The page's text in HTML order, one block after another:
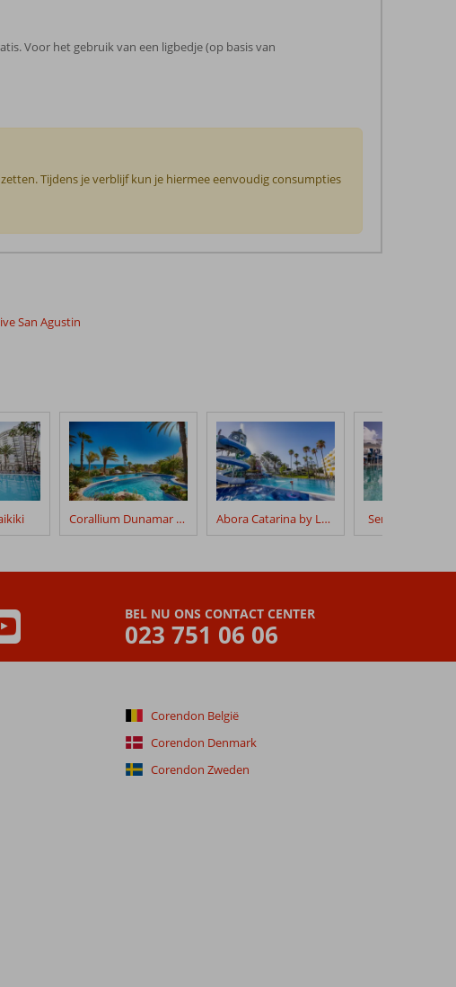
Voor het gebruik van een ligbedje (op basis van
Tijdens je verblijf kun je hiermee eenvoudig consumpties
San Agustin
Corallium Dunamar by Lopesan Hotels Abora Catarina by Lopesan Hotels Servatur Puerto
BEL NU ONS CONTACT CENTER
023 751 06 06
Corendon België
Corendon Denmark
Corendon Zweden